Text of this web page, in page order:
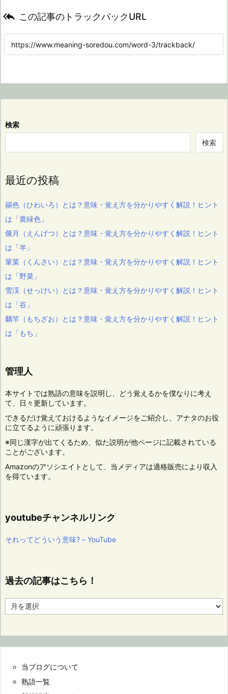
 この記事のトラックバックURL
検索
検索
最近の投稿
鶸色（ひわいろ）とは？意味・覚え方を分かりやすく解説！ヒント
は「黄緑色」
偃月（えんげつ）とは？意味・覚え方を分かりやすく解説！ヒント
は「半」
葷菜（くんさい）とは？意味・覚え方を分かりやすく解説！ヒント
は「野菜」
雪渓（せっけい）とは？意味・覚え方を分かりやすく解説！ヒント
は「谷」
黐竿（もちざお）とは？意味・覚え方を分かりやすく解説！ヒント
は「もち」
管理人
本サイトでは熟語の意味を説明し、どう覚えるかを僕なりに考え
て、日々更新しています。
できるだけ覚えておけるようなイメージをご紹介し、アナタのお役
に立てるように頑張ります。
※同じ漢字が出てくるため、似た説明が他ページに記載されている
ことがございます。
Amazonのアソシエイトとして、当メディアは適格販売により収入
を得ています。
youtubeチャンネルリンク
それってどういう意味? – YouTube
過去の記事はこちら！
去
ら！
当ブログについて
熟語一覧